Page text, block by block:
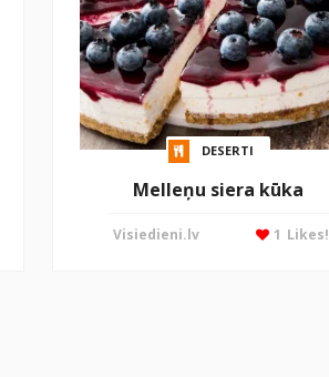
DESERTI
Melleņu siera kūka
Visiedieni.lv Likes!
1